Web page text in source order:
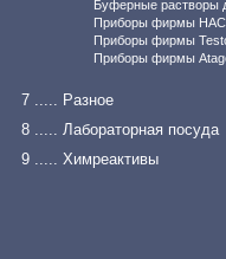
Буферные растворы
Приборы фирмы
Приборы фирмы
Приборы фирмы
7 ..... Разное
8 ..... Лабораторная посуда
9 ..... Химреактивы